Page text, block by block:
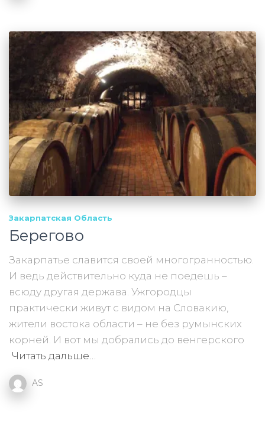
Закарпатская Область
Берегово
Закарпатье славится своей многогранностью.
И ведь действительно куда не поедешь –
всюду другая держава. Ужгородцы
практически живут с видом на Словакию,
жители востока области – не без румынских
корней. И вот мы добрались до венгерского
Читать дальше…
AS